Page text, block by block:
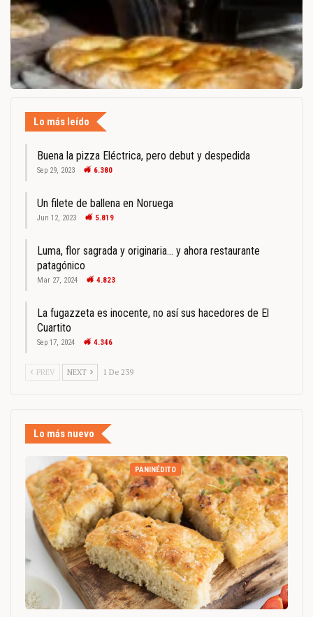
Lo más leído
Buena la pizza Eléctrica, pero debut y despedida
Sep 29, 2023 6.380
Un filete de ballena en Noruega
Jun 12, 2023 5.819
Luma, flor sagrada y originaria… y ahora restaurante
patagónico
Mar 27, 2024 4.823
La fugazzeta es inocente, no así sus hacedores de El
Cuartito
Sep 17, 2024 4.346
PREV NEXT 1 De 239
Lo más nuevo
PANINÉDITO